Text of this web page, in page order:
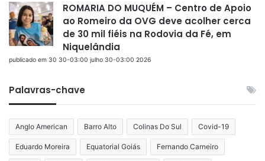
ROMARIA DO MUQUÉM – Centro de Apoio
ao Romeiro da OVG deve acolher cerca
de 30 mil fiéis na Rodovia da Fé, em
Niquelândia
publicado em 30 30-03:00 julho 30-03:00 2026
Palavras-chave
Anglo American Barro Alto Colinas Do Sul Covid-19
Eduardo Moreira Equatorial Goiás Fernando Carneiro